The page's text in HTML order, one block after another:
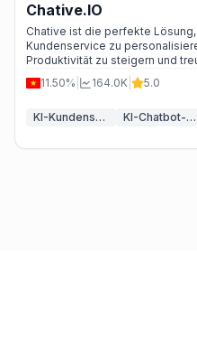
Chative.IO
Chative ist die perfekte
Kundenservice zu
Produktivität zu steigern und
gewinnen. Mit AI-gesteuerten
Automatisierungen, E-
Kommunikationskanäle effizient
11.50% 164.0K 5.0
KI-Kundenservice-Assistent KI-Chatbot-Baukästen